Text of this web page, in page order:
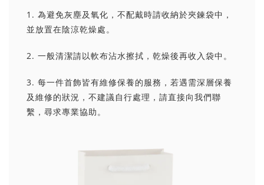
1. 為避免灰塵及氧化，不配戴時請收納於夾鍊袋中，
並放置在陰涼乾燥處。
2. 一般清潔請以軟布沾水擦拭，乾燥後再收入袋中。
3. 每一件首飾皆有維修保養的服務，若遇需深層保養
及維修的狀況，不建議自行處理，請直接向我們聯
繫，尋求專業協助。